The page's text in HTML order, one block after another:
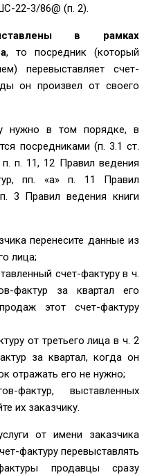
22-3/86@ (п. 2).
в рамках
, то посредник (который
перевыставляет счет-
он произвел от своего
нужно в том порядке, в
посредниками (п. 3.1 ст.
п. 11, 12 Правил ведения
пп. «а» п. 11 Правил
3 Правил ведения книги
перенесите данные из
лица;
счет-фактуру в ч.
фактур за квартал его
этот счет-фактуру
от третьего лица в ч. 2
за квартал, когда он
отражать его не нужно;
фактур, выставленных
их заказчику.
от имени заказчика
фактуру перевыставлять
продавцы сразу